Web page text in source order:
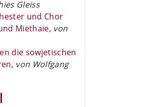
Gleiss
und Chor
Miethaie, von
die sowjetischen
, von Wolfgang